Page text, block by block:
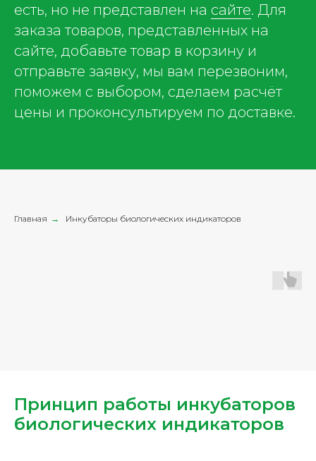
есть, но не представлен на сайте. Для
заказа товаров, представленных на
сайте, добавьте товар в корзину и
отправьте заявку, мы вам перезвоним,
поможем с выбором, сделаем расчёт
цены и проконсультируем по доставке.
Главная → Инкубаторы биологических индикаторов
Принцип работы инкубаторов
биологических индикаторов